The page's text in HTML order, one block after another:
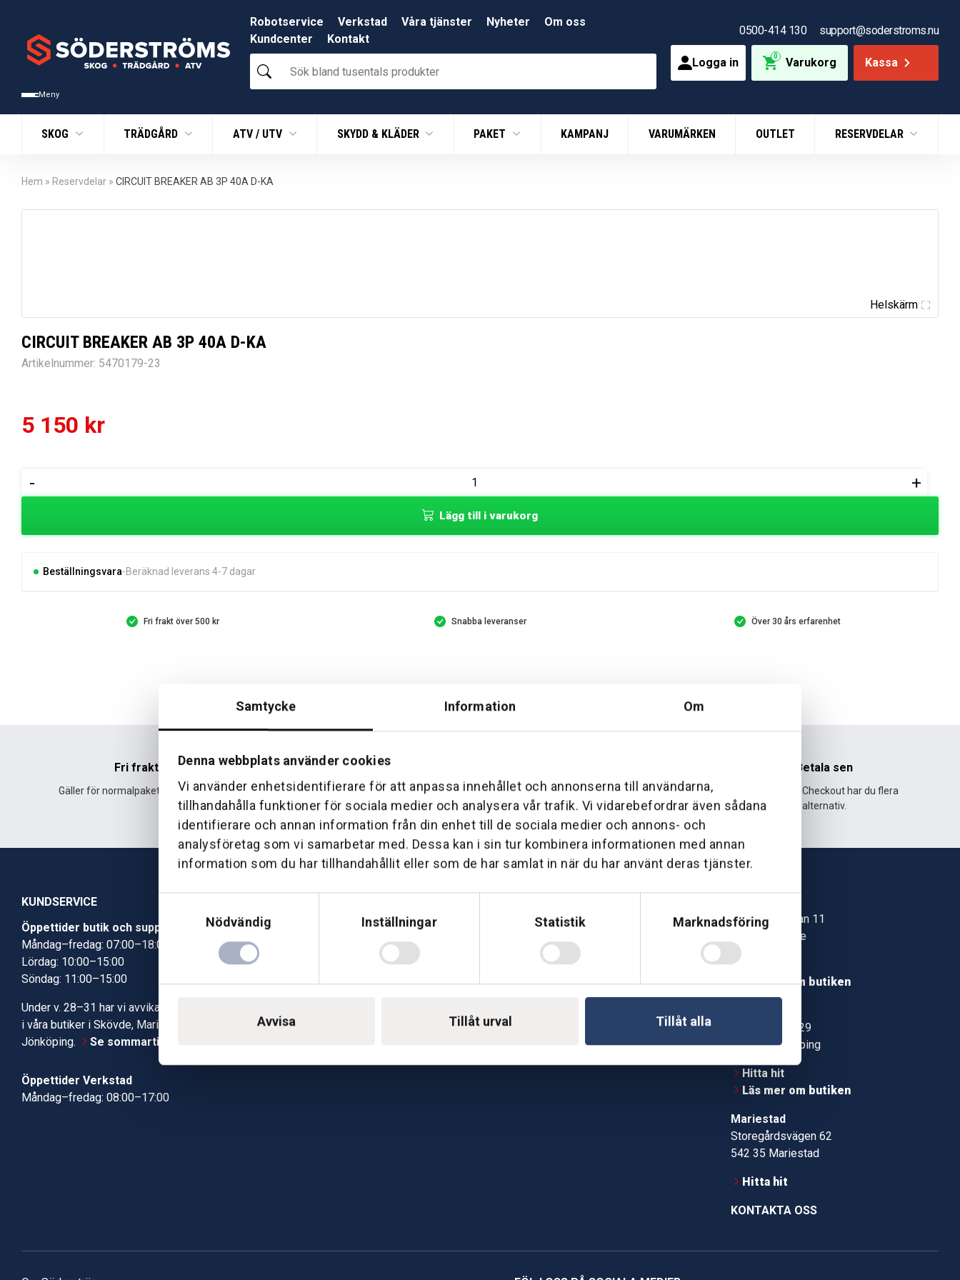
Samtycke Information Om
Denna webbplats använder cookies
Vi använder enhetsidentifierare för att anpassa innehållet och annonserna till användarna,
tillhandahålla funktioner för sociala medier och analysera vår trafik. Vi vidarebefordrar även sådana
identifierare och annan information från din enhet till de sociala medier och annons- och
analysföretag som vi samarbetar med. Dessa kan i sin tur kombinera informationen med annan
information som du har tillhandahållit eller som de har samlat in när du har använt deras tjänster.
Nödvändig
Inställningar Statistik Marknadsföring
Avvisa Tillåt urval Tillåt alla
Meny
Robotservice Verkstad Våra tjänster Nyheter
Om oss
Kundcenter
Kontakt
Sök
bland
produkter
0500-414 130 support@soderstroms.nu
Logga in 0 Varukorg Kassa
SKOG TRÄDGÅRD ATV / UTV SKYDD & KLÄDER PAKET KAMPANJ VARUMÄRKEN OUTLET RESERVDELAR
Hem » Reservdelar » CIRCUIT BREAKER AB 3P 40A D-KA
Helskärm
CIRCUIT BREAKER AB 3P 40A D-KA
Artikelnummer: 5470179-23
5 150 kr
-
BREAKER
+
Lägg till i varukorg
Beställningsvara Beräknad leverans 4-7 dagar
Fri frakt över 500 kr Snabba leveranser Över 30 års erfarenhet
Fri frakt
Gäller för normalpaket över 500 kr.
Hemleverans
Leverans fram till din dörr. Oavsett storlek.
Företaget startade 1 januari 1995 och har
sedan dess haft en god tillväxt.
Betala sen
Med Klarna Checkout har du flera
alternativ.
KUNDSERVICE
Öppettider butik och support
Måndag–fredag: 07:00–18:00
Lördag: 10:00–15:00
Söndag: 11:00–15:00
Under v. 28–31 har vi avvikande öppettider
i våra butiker i Skövde, Mariestad och
Jönköping.
Se sommartiderna här
Öppettider Verkstad
Måndag–fredag: 08:00–17:00
Butik Skövde
Butik Jönköping
Kundcenter
Verkstad
Gå till vår företagssupport
Jonstorpsgatan 11
549 37 Skövde
Läs mer om butiken
Kämpevägen 29
553 02 Jönköping
Hitta hit
Läs mer om butiken
Mariestad
Storegårdsvägen 62
542 35 Mariestad
Hitta hit
KONTAKTA OSS